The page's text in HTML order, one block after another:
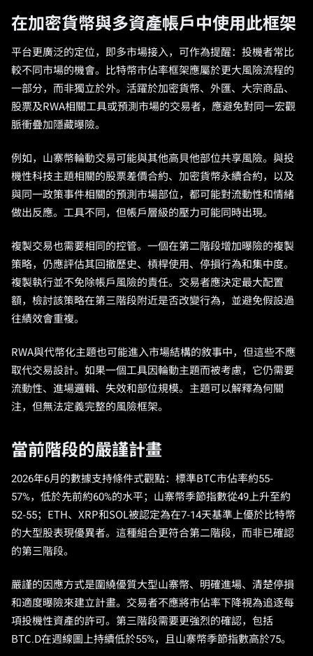
在加密貨幣與多資產帳戶中使用此框架
平台更廣泛的定位，即多市場接入，可作為提醒：投機者常比
較不同市場的機會。比特幣市佔率框架應屬於更大風險流程的
一部分，而非獨立於外。活躍於加密貨幣、外匯、大宗商品、
股票及RWA相關工具或預測市場的交易者，應避免對同一宏觀
脈衝疊加隱藏曝險。
例如，山寨幣輪動交易可能與其他高貝他部位共享風險。與投
機性科技主題相關的股票差價合約、加密貨幣永續合約，以及
與同一政策事件相關的預測市場部位，都可能對流動性和情緒
做出反應。工具不同，但帳戶層級的壓力可能同時出現。
複製交易也需要相同的控管。一個在第二階段增加曝險的複製
策略，仍應評估其回撤歷史、槓桿使用、停損行為和集中度。
複製執行並不免除帳戶風險的責任。交易者應決定最大配置
額，檢討該策略在第三階段附近是否改變行為，並避免假設過
往績效會重複。
RWA與代幣化主題也可能進入市場結構的敘事中，但這些不應
取代交易設計。如果一個工具因輪動主題而被考慮，它仍需要
流動性、進場邏輯、失效和部位規模。主題可以解釋為何關
注，但無法定義完整的風險框架。
當前階段的嚴謹計畫
2026年6月的數據支持條件式觀點：標準BTC市佔率約55-
57%，低於先前約60%的水平；山寨幣季節指數從49上升至約
52-55；ETH、XRP和SOL被認定為在7-14天基準上優於比特幣
的大型股表現優異者。這種組合更符合第二階段，而非已確認
的第三階段。
嚴謹的因應方式是圍繞優質大型山寨幣、明確進場、清楚停損
和適度曝險來建立計畫。交易者不應將市佔率下降視為追逐每
項投機性資產的許可。第三階段需要更強烈的確認，包括
BTC.D在週線圖上持續低於55%，且山寨幣季節指數高於75。